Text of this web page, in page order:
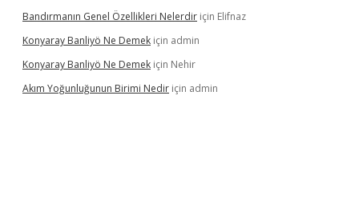
Bandırmanın Genel Özellikleri Nelerdir için Elifnaz
Konyaray Banliyö Ne Demek için admin
Konyaray Banliyö Ne Demek için Nehir
Akım Yoğunluğunun Birimi Nedir için admin